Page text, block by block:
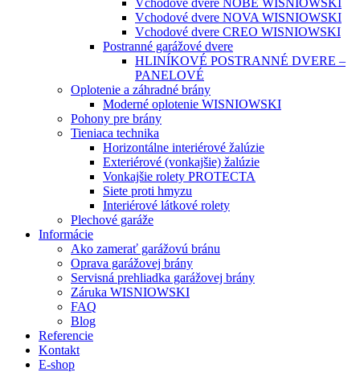
Vchodové dvere NOBE WISNIOWSKI
Vchodové dvere NOVA WISNIOWSKI
Vchodové dvere CREO WISNIOWSKI
Postranné garážové dvere
HLINÍKOVÉ POSTRANNÉ DVERE –
PANELOVÉ
Oplotenie a záhradné brány
Moderné oplotenie WISNIOWSKI
Pohony pre brány
Tieniaca technika
Horizontálne interiérové žalúzie
Exteriérové (vonkajšie) žalúzie
Vonkajšie rolety PROTECTA
Siete proti hmyzu
Interiérové látkové rolety
Plechové garáže
Informácie
Ako zamerať garážovú bránu
Oprava garážovej brány
Servisná prehliadka garážovej brány
Záruka WISNIOWSKI
FAQ
Blog
Referencie
Kontakt
E-shop